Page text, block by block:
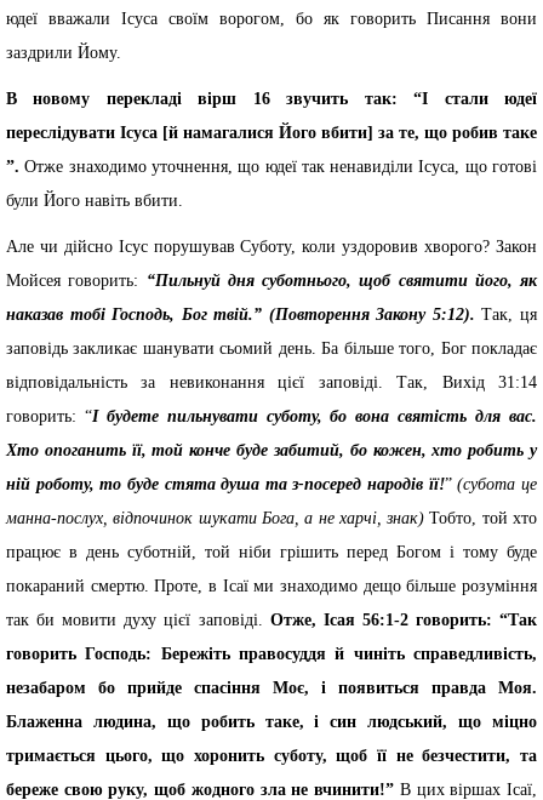
юдеї вважали Ісуса своїм ворогом, бо як говорить Писання вони
заздрили Йому.
В новому перекладі вірш 16 звучить так: “І стали юдеї
переслідувати Ісуса [й намагалися Його вбити] за те, що робив таке
”. Отже знаходимо уточнення, що юдеї так ненавиділи Ісуса, що готові
були Його навіть вбити.
Але чи дійсно Ісус порушував Суботу, коли уздоровив хворого? Закон
Мойсея говорить: “Пильнуй дня суботнього, щоб святити його, як
наказав тобі Господь, Бог твій.” (Повторення Закону 5:12).Так, ця
заповідь закликає шанувати сьомий день. Ба більше того, Бог покладає
відповідальність за невиконання цієї заповіді. Так, Вихід 31:14
говорить: “І будете пильнувати суботу, бо вона святість для вас.
Хто опоганить її, той конче буде забитий, бо кожен, хто робить у
ній роботу, то буде стята душа та з-посеред народів її!”(субота це
манна-послух, відпочинок шукати Бога, а не харчі, знак) Тобто, той хто
працює в день суботній, той ніби грішить перед Богом і тому буде
покараний смертю. Проте, в Ісаї ми знаходимо дещо більше розуміння
так би мовити духу цієї заповіді. Отже, Ісая 56:1-2 говорить: “Так
говорить Господь: Бережіть правосуддя й чиніть справедливість,
незабаром бо прийде спасіння Моє, і появиться правда Моя.
Блаженна людина, що робить таке, і син людський, що міцно
тримається цього, що хоронить суботу, щоб її не безчестити, та
береже свою руку, щоб жодного зла не вчинити!” В цих віршах Ісаї,